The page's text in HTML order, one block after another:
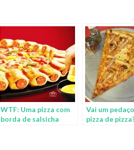
WTF: Uma pizza com
borda de salsicha
Vai um
pizza de